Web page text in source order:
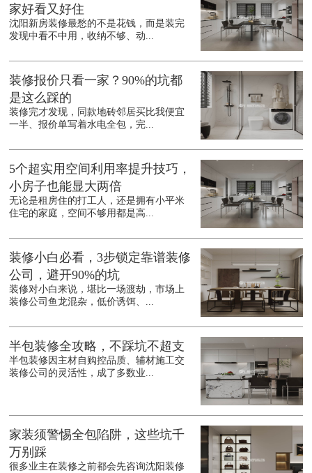
家好看又好住
沈阳新房装修最愁的不是花钱，而是装完
发现中看不中用，收纳不够、动...
装修报价只看一家？90%的坑都
是这么踩的
装修完才发现，同款地砖邻居买比我便宜
一半、报价单写着水电全包，完...
5个超实用空间利用率提升技巧，
小房子也能显大两倍
无论是租房住的打工人，还是拥有小平米
住宅的家庭，空间不够用都是高...
装修小白必看，3步锁定靠谱装修
公司，避开90%的坑
装修对小白来说，堪比一场渡劫，市场上
装修公司鱼龙混杂，低价诱饵、...
半包装修全攻略，不踩坑不超支
半包装修因主材自购控品质、辅材施工交
装修公司的灵活性，成了多数业...
家装须警惕全包陷阱，这些坑千
万别踩
很多业主在装修之前都会先咨询沈阳装修